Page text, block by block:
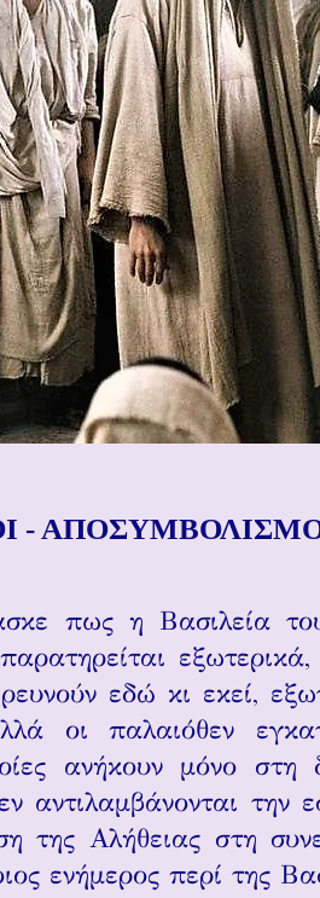
-
πως η Βασιλεία
εδώ κι εκεί,
οι παλαιόθεν
ανήκουν μόνο στη
αντιλαμβάνονται την
της Αλήθειας στη
ενήμερος περί της